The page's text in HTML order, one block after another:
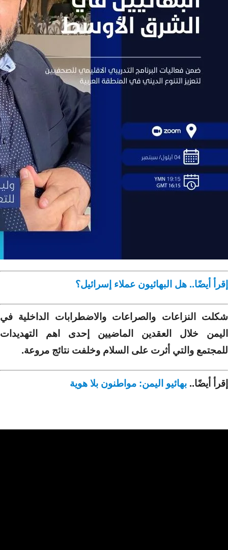
إقرأ أيضًا.. هل البهائيون عملاء إسرائيل؟
شكلت النزاعات والصراعات والاضطرابات الداخلية في
اليمن خلال العقدين الماضيين إحدى اهم التهديدات
للمجتمع والتي أثرت على السلام وخلفت نتائج مروعة.
إقرأ أيضًا.. بهائيو اليمن: مواطنون بلا هوية